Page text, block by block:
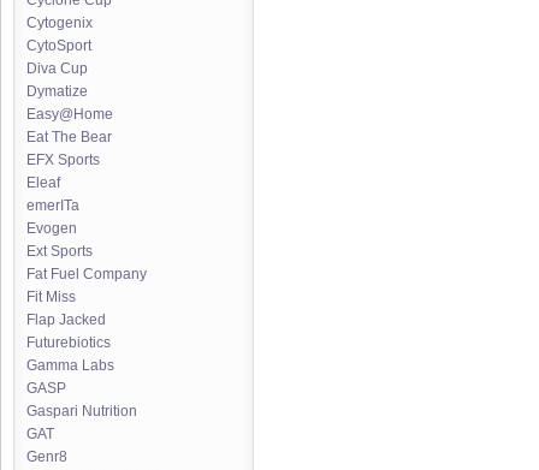
Cytogenix
CytoSport
Diva Cup
Dymatize
Easy@Home
Eat The Bear
EFX Sports
Eleaf
emerITa
Evogen
Ext Sports
Fat Fuel Company
Fit Miss
Flap Jacked
Futurebiotics
Gamma Labs
GASP
Gaspari Nutrition
GAT
Genr8